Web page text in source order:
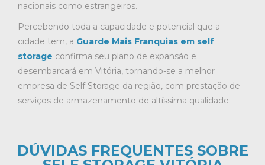
nacionais como estrangeiros.
Percebendo toda a capacidade e potencial que a
cidade tem, a Guarde Mais Franquias em self
storage confirma seu plano de expansão e
desembarcará em Vitória, tornando-se a melhor
empresa de Self Storage da região, com prestação de
serviços de armazenamento de altíssima qualidade.
DÚVIDAS FREQUENTES SOBRE